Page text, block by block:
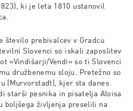
ki je leta 1810 ustanovil
število prebivalcev v Gradcu
Slovenci so iskali zaposlitev
»Vindišarji/Vendi« so ti Slovenci
družbenemu sloju. Pretežno so
(Murvorstadt), kjer sta danes
starši pesnika in pisatelja Aloisa
boljšega življenja preselili na